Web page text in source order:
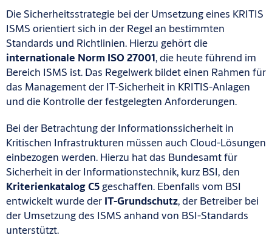
Die Sicherheitsstrategie bei der Umsetzung eines KRITIS
ISMS orientiert sich in der Regel an bestimmten
Standards und Richtlinien. Hierzu gehört die
internationale Norm ISO 27001, die heute führend im
Bereich ISMS ist. Das Regelwerk bildet einen Rahmen für
das Management der IT-Sicherheit in KRITIS-Anlagen
und die Kontrolle der festgelegten Anforderungen.
Bei der Betrachtung der Informationssicherheit in
Kritischen Infrastrukturen müssen auch Cloud-Lösungen
einbezogen werden. Hierzu hat das Bundesamt für
Sicherheit in der Informationstechnik, kurz BSI, den
Kriterienkatalog C5geschaffen. Ebenfalls vom BSI
entwickelt wurde der IT-Grundschutz, der Betreiber bei
der Umsetzung des ISMS anhand von BSI-Standards
unterstützt.